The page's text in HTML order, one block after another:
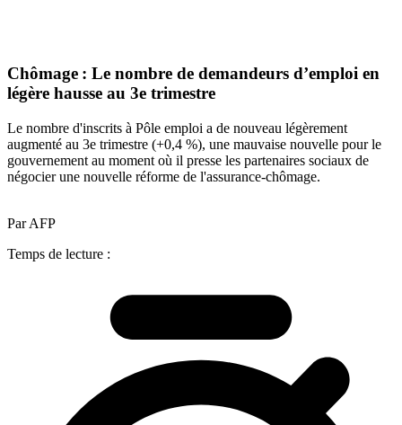
Chômage : Le nombre de demandeurs d’emploi en
légère hausse au 3e trimestre
Le nombre d'inscrits à Pôle emploi a de nouveau légèrement
augmenté au 3e trimestre (+0,4 %), une mauvaise nouvelle pour le
gouvernement au moment où il presse les partenaires sociaux de
négocier une nouvelle réforme de l'assurance-chômage.
Par AFP
Temps de lecture :